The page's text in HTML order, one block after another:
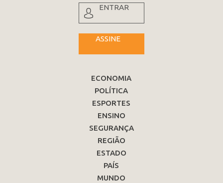
ENTRAR
ASSINE
ECONOMIA
POLÍTICA
ESPORTES
ENSINO
SEGURANÇA
REGIÃO
ESTADO
PAÍS
MUNDO